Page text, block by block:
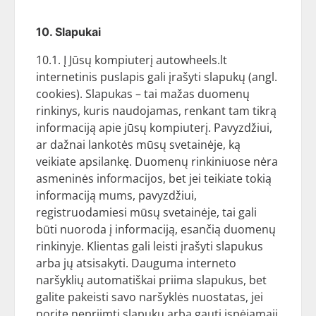
10. Slapukai
10.1. Į Jūsų kompiuterį autowheels.lt
internetinis puslapis gali įrašyti slapukų (angl.
cookies). Slapukas – tai mažas duomenų
rinkinys, kuris naudojamas, renkant tam tikrą
informaciją apie jūsų kompiuterį. Pavyzdžiui,
ar dažnai lankotės mūsų svetainėje, ką
veikiate apsilankę. Duomenų rinkiniuose nėra
asmeninės informacijos, bet jei teikiate tokią
informaciją mums, pavyzdžiui,
registruodamiesi mūsų svetainėje, tai gali
būti nuoroda į informaciją, esančią duomenų
rinkinyje. Klientas gali leisti įrašyti slapukus
arba jų atsisakyti. Dauguma interneto
naršyklių automatiškai priima slapukus, bet
galite pakeisti savo naršyklės nuostatas, jei